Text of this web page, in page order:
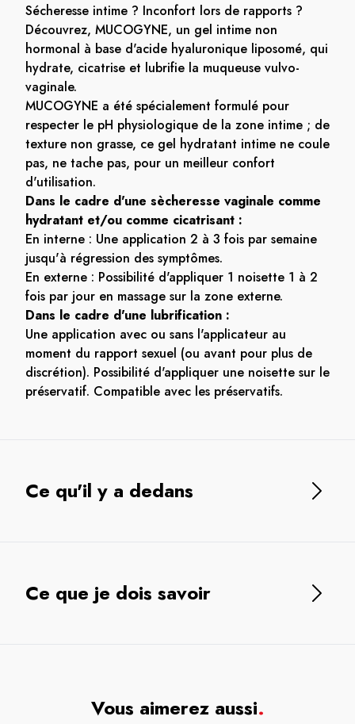
Sécheresse intime ? Inconfort lors de rapports ?
Découvrez, MUCOGYNE, un gel intime non
hormonal à base d'acide hyaluronique liposomé, qui
hydrate, cicatrise et lubrifie la muqueuse vulvo-
vaginale.
MUCOGYNE a été spécialement formulé pour
respecter le pH physiologique de la zone intime ; de
texture non grasse, ce gel hydratant intime ne coule
pas, ne tache pas, pour un meilleur confort
d'utilisation.
Dans le cadre d'une sècheresse vaginale comme
hydratant et/ou comme cicatrisant :
En interne : Une application 2 à 3 fois par semaine
jusqu'à régression des symptômes.
En externe : Possibilité d'appliquer 1 noisette 1 à 2
fois par jour en massage sur la zone externe.
Dans le cadre d'une lubrification :
Une application avec ou sans l'applicateur au
moment du rapport sexuel (ou avant pour plus de
discrétion). Possibilité d'appliquer une noisette sur le
préservatif. Compatible avec les préservatifs.
Ce qu'il y a dedans
Ce que je dois savoir
Vous aimerez aussi.